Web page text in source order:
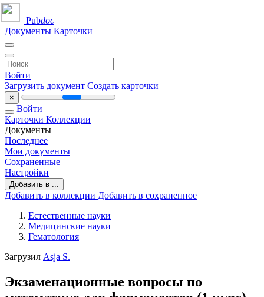
Pubdoc
Документы Карточки
Войти
Загрузить документ Создать карточки
×
Войти
Карточки Коллекции
Документы
Последнее
Мои документы
Сохраненные
Настройки
Добавить в ...
Добавить в коллекции Добавить в сохраненное
Естественные науки
Медицинские науки
Гематология
Загрузил Asja S.
Экзаменационные вопросы по